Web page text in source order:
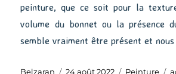
peinture, que ce soit pour la
volume du bonnet ou la présence
semble vraiment être présent et nous
Auteur
Belzaran
Publié
24 août 2022 Catégories
Peinture